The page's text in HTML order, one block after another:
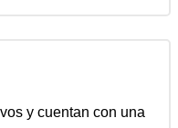
y cuentan con una